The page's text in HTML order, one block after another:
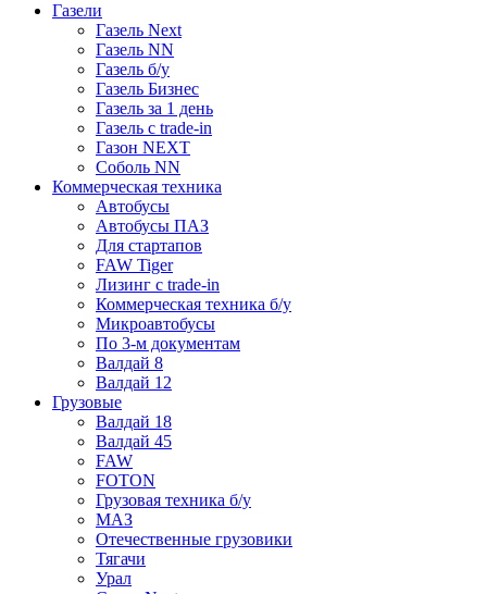
Газели
Газель Next
Газель NN
Газель б/у
Газель Бизнес
Газель за 1 день
Газель с trade-in
Газон NEXT
Соболь NN
Коммерческая техника
Автобусы
Автобусы ПАЗ
Для стартапов
FAW Tiger
Лизинг с trade-in
Коммерческая техника б/у
Микроавтобусы
По 3-м документам
Валдай 8
Валдай 12
Грузовые
Валдай 18
Валдай 45
FAW
FOTON
Грузовая техника б/у
МАЗ
Отечественные грузовики
Тягачи
Урал